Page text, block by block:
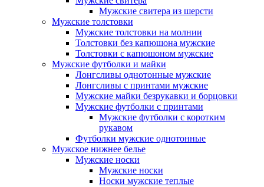
Мужские свитера из шерсти
Мужские толстовки
Мужские толстовки на молнии
Толстовки без капюшона мужские
Толстовки с капюшоном мужские
Мужские футболки и майки
Лонгсливы однотонные мужские
Лонгсливы с принтами мужские
Мужские майки безрукавки и борцовки
Мужские футболки с принтами
Мужские футболки с коротким
рукавом
Футболки мужские однотонные
Мужское нижнее белье
Мужские носки
Мужские носки
Носки мужские теплые